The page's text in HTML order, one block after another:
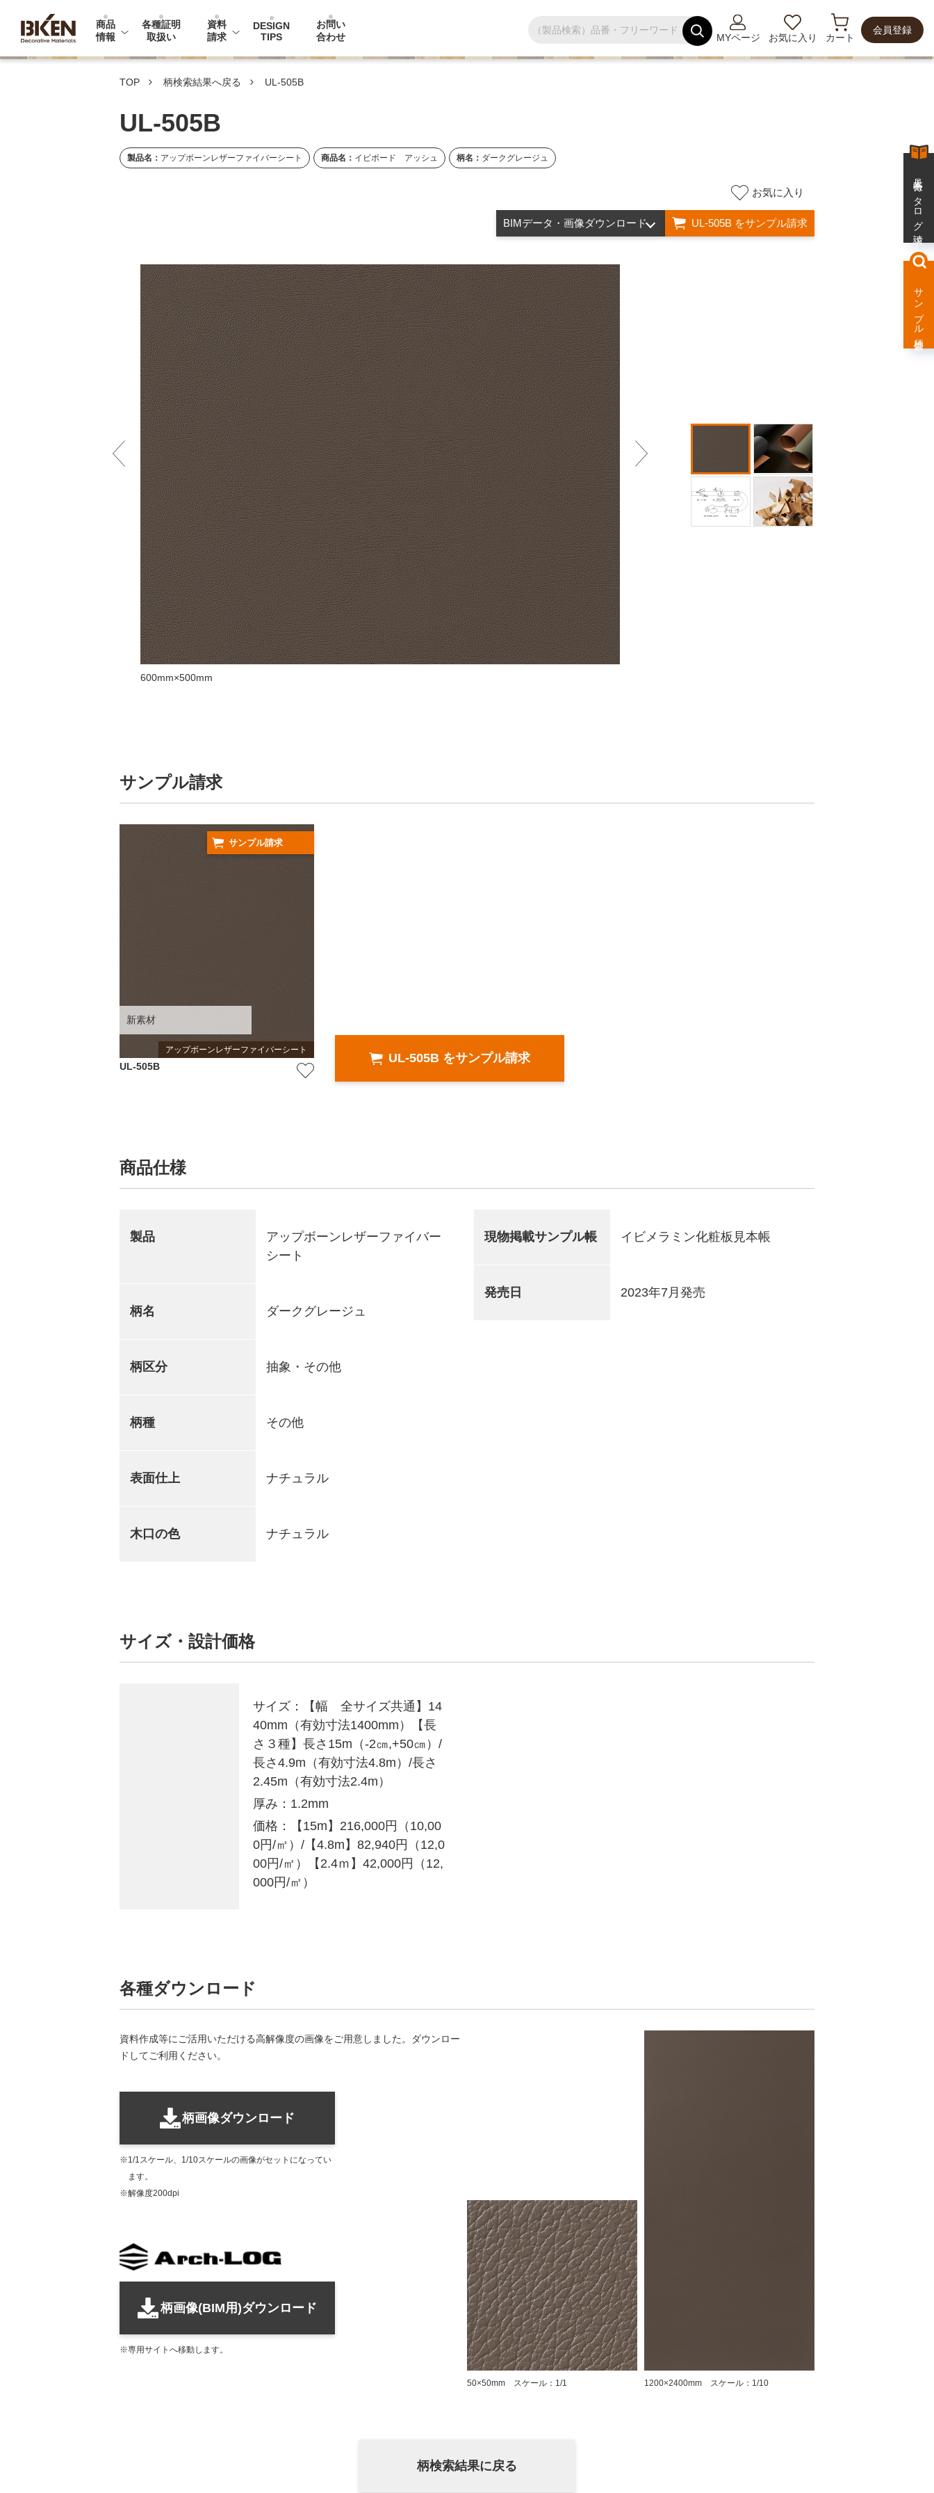
商品
情報
化粧板・化粧材 加工品
各種証明
取扱い
資料
請求
DESIGN
TIPS
お問い
合わせ
MYページ お気に入り カート
会員登録
TOP 柄検索結果へ戻る UL-505B
UL-505B
製品名： アップボーンレザーファイバーシート 商品名： イビボード アッシュ 柄名： ダークグレージュ
お気に入り
BIMデータ・画像ダウンロード UL-505B をサンプル請求
600mm×500mm
サンプル請求
サンプル請求
新素材
アップボーンレザーファイバーシート
UL-505B
UL-505B をサンプル請求
商品仕様
製品
アップボーンレザーファイバー
シート
柄名 ダークグレージュ
柄区分 抽象・その他
柄種 その他
表面仕上 ナチュラル
木口の色 ナチュラル
現物掲載サンプル帳 イビメラミン化粧板見本帳
発売日 2023年7月発売
サイズ・設計価格
サイズ：
【幅 全サイズ共通】14
40mm（有効寸法1400mm）【長
さ３種】長さ15m（-2㎝,+50㎝）/
長さ4.9m（有効寸法4.8m）/長さ
2.45m（有効寸法2.4m）
厚み： 1.2mm
価格：
【15m】216,000円（10,00
0円/㎡）/【4.8m】82,940円（12,0
00円/㎡）【2.4ｍ】42,000円（12,
000円/㎡）
各種ダウンロード
資料作成等にご活用いただける高解像度の画像をご用意しました。ダウンロー
ドしてご利用ください。
柄画像ダウンロード
1/1スケール、1/10スケールの画像がセットになってい
ます。
解像度200dpi
柄画像(BIM用)ダウンロード
専用サイトへ移動します。
50×50mm スケール：1/1 1200×2400mm スケール：1/10
柄検索結果に戻る
見本帳・カタログ請求
サンプル柄検索